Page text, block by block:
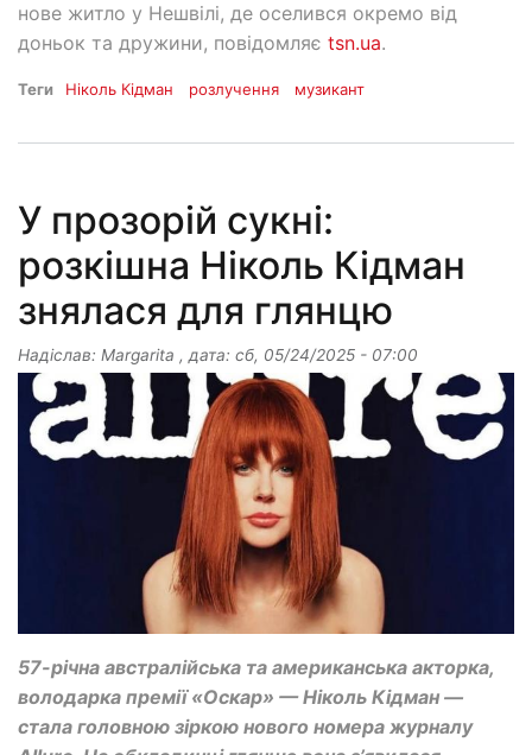
нове житло у Нешвілі, де оселився окремо від
доньок та дружини, повідомляє tsn.ua.
Теги Ніколь Кідман розлучення музикант
У прозорій сукні:
розкішна Ніколь Кідман
знялася для глянцю
Надіслав: Margarita , дата: сб, 05/24/2025 - 07:00
57-річна австралійська та американська акторка,
володарка премії «Оскар» — Ніколь Кідман —
стала головною зіркою нового номера журналу